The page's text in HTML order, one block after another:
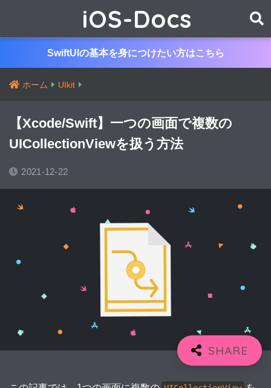
iOS-Docs
SwiftUIの基本を身につけたい方はこちら
ホーム UIkit
【Xcode/Swift】一つの画面で複数の
UICollectionViewを扱う方法
2021-12-22